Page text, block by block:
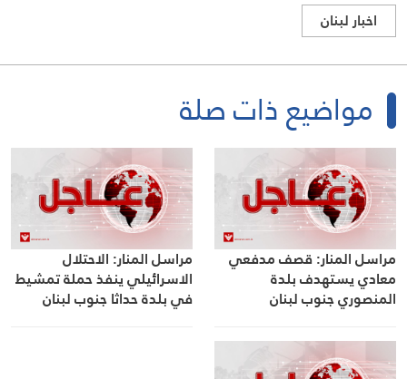
اخبار لبنان
مواضيع ذات صلة
مراسل المنار: قصف مدفعي
معادي يستهدف بلدة
المنصوري جنوب لبنان
مراسل المنار: الاحتلال
الاسرائيلي ينفذ حملة تمشيط
في بلدة حداثا جنوب لبنان